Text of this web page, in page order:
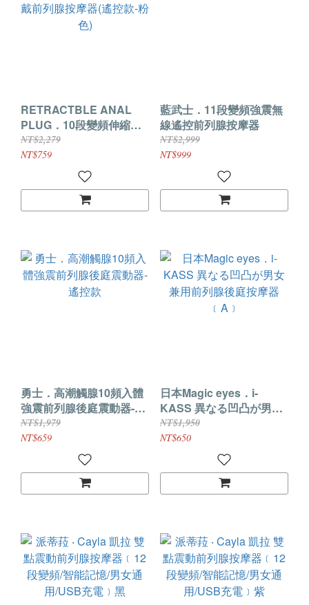
RETRACTBLE ANAL
PLUG．10段變頻伸縮穿
戴前列腺按摩器(遙控款-粉
色)
NT$2,279
NT$759
藍武士．11段變頻強震無
線遙控前列腺按摩器
NT$2,999
NT$999
勇士．高潮觸腺10頻入體
強震前列腺後庭震動器-遙
控款
NT$1,979
NT$659
日本Magic eyes．i-
KASS 異なる凹凸が男女
兼用前列腺後庭按摩器
﹝A﹞
NT$1,950
NT$650